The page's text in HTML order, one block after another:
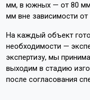
мм, в южных — от 80
мм вне зависимости от
На каждый объект
необходимости —
экспертизу, мы
выходим в стадию
после согласования